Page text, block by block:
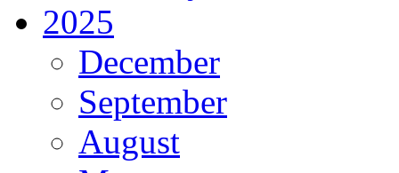
2025
December
September
August